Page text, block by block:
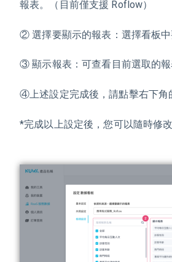
報表。（目前僅支援 Roflow）
② 選擇要顯示的報表：選擇看板中
③ 顯示報表：可查看目前選取的報
④上述設定完成後，請點擊右下角
*完成以上設定後，您可以隨時修改